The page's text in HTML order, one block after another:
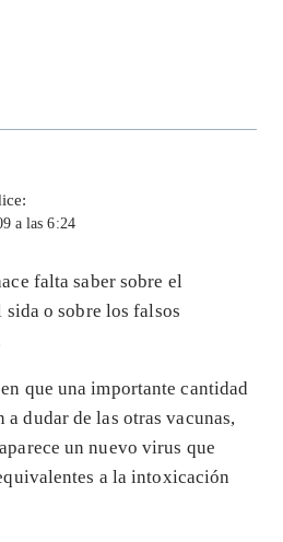
a las 6:24
falta saber sobre el
o sobre los falsos
que una importante cantidad
a dudar de las otras vacunas,
un nuevo virus que
a la intoxicación